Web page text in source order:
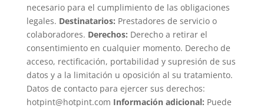
necesario para el cumplimiento de las obligaciones
legales. Destinatarios: Prestadores de servicio o
colaboradores. Derechos: Derecho a retirar el
consentimiento en cualquier momento. Derecho de
acceso, rectificación, portabilidad y supresión de sus
datos y a la limitación u oposición al su tratamiento.
Datos de contacto para ejercer sus derechos:
hotpint@hotpint.com Información adicional: Puede